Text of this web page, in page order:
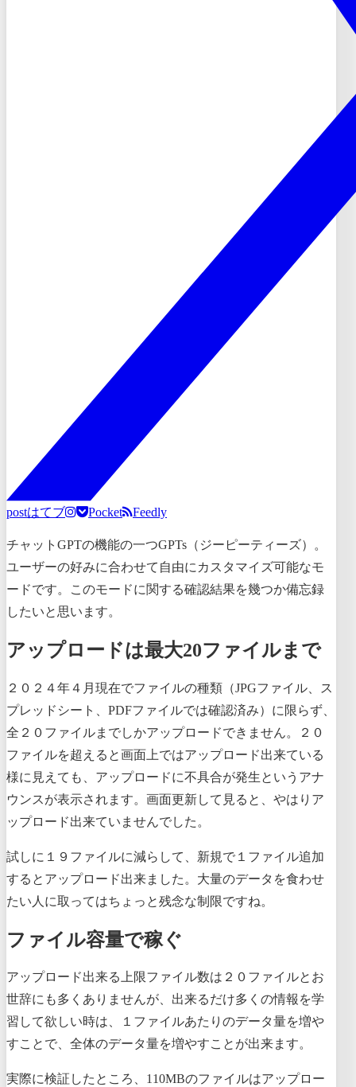
postはてブ Pocket Feedly
チャットGPTの機能の一つGPTs（ジーピーティーズ）。
ユーザーの好みに合わせて自由にカスタマイズ可能なモ
ードです。このモードに関する確認結果を幾つか備忘録
したいと思います。
アップロードは最大20ファイルまで
２０２４年４月現在でファイルの種類（JPGファイル、ス
プレッドシート、PDFファイルでは確認済み）に限らず、
全２０ファイルまでしかアップロードできません。２０
ファイルを超えると画面上ではアップロード出来ている
様に見えても、アップロードに不具合が発生というアナ
ウンスが表示されます。画面更新して見ると、やはりア
ップロード出来ていませんでした。
試しに１９ファイルに減らして、新規で１ファイル追加
するとアップロード出来ました。大量のデータを食わせ
たい人に取ってはちょっと残念な制限ですね。
ファイル容量で稼ぐ
アップロード出来る上限ファイル数は２０ファイルとお
世辞にも多くありませんが、出来るだけ多くの情報を学
習して欲しい時は、１ファイルあたりのデータ量を増や
すことで、全体のデータ量を増やすことが出来ます。
実際に検証したところ、110MBのファイルはアップロー